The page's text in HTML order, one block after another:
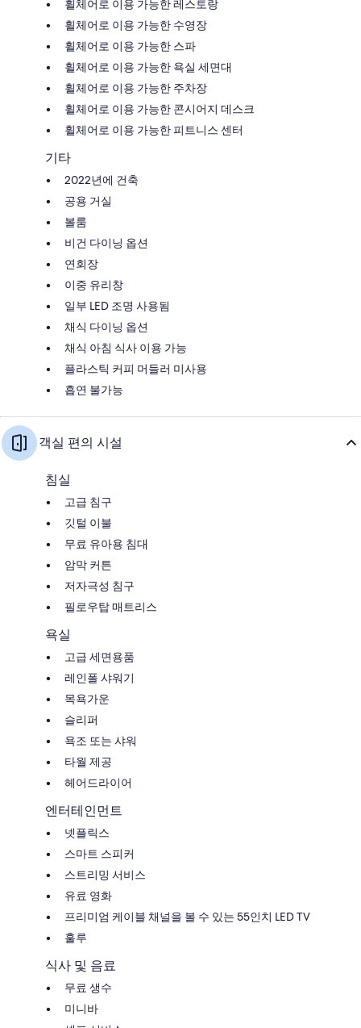
휠체어로 이용 가능한 레스토랑
휠체어로 이용 가능한 수영장
휠체어로 이용 가능한 스파
휠체어로 이용 가능한 욕실 세면대
휠체어로 이용 가능한 주차장
휠체어로 이용 가능한 콘시어지 데스크
휠체어로 이용 가능한 피트니스 센터
기타
2022년에 건축
공용 거실
볼룸
비건 다이닝 옵션
연회장
이중 유리창
일부 LED 조명 사용됨
채식 다이닝 옵션
채식 아침 식사 이용 가능
플라스틱 커피 머들러 미사용
흡연 불가능
객실 편의 시설
침실
고급 침구
깃털 이불
무료 유아용 침대
암막 커튼
저자극성 침구
필로우탑 매트리스
욕실
고급 세면용품
레인폴 샤워기
목욕가운
슬리퍼
욕조 또는 샤워
타월 제공
헤어드라이어
엔터테인먼트
넷플릭스
스마트 스피커
스트리밍 서비스
유료 영화
프리미엄 케이블 채널을 볼 수 있는 55인치 LED TV
훌루
식사 및 음료
무료 생수
미니바